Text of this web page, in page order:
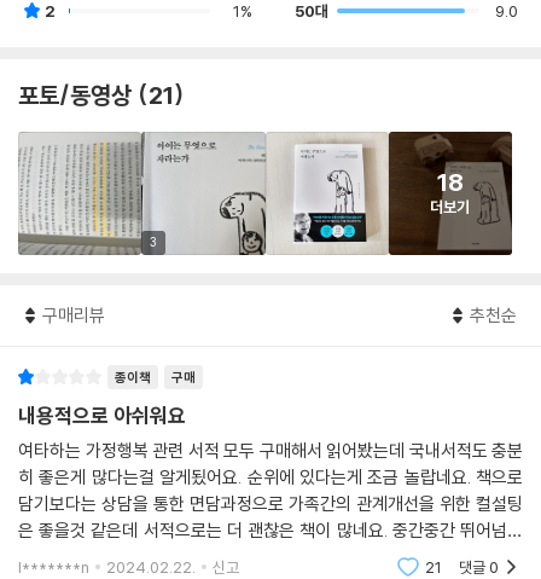
2
1%
50대
9.0
포토/동영상 (21)
3
18
더보기
구매리뷰 추천순
종이책 구매
내용적으로 아쉬워요
여타하는 가정행복 관련 서적 모두 구매해서 읽어봤는데 국내서적도 충분
히 좋은게 많다는걸 알게됬어요. 순위에 있다는게 조금 놀랍네요. 책으로
담기보다는 상담을 통한 면담과정으로 가족간의 관계개선을 위한 컬설팅
은 좋을것 같은데 서적으로는 더 괜찮은 책이 많네요. 중간중간 뛰어넘었
습니다. 주관적일수 있겠지만 전혀 도움이 되질 않았습니다. 150자 채우기
l*******n 2024.02.22. 신고 21 댓글0